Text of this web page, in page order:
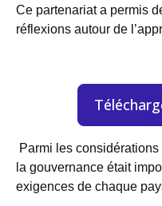
Ce partenariat a permis
réflexions autour de
Parmi les
la gouvernance était
exigences de chaque